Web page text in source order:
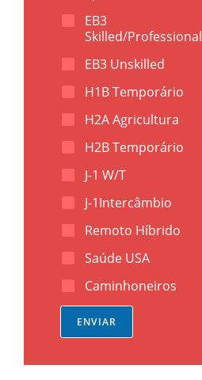
e
l
*
EB3
Skilled/Professional
EB3 Unskilled
H1B Temporário
H2A Agricultura
H2B Temporário
J-1 W/T
J-1Intercâmbio
Remoto Híbrido
Saúde USA
Caminhoneiros
ENVIAR